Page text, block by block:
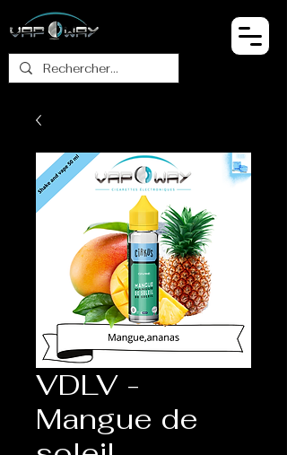
VDLV -
Mangue de